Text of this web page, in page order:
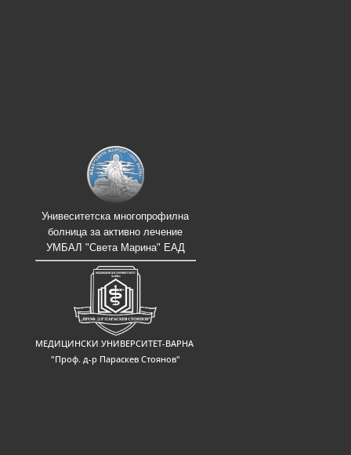
Унивеситетска многопрофилна
болница за активно лечение
УМБАЛ "Света Марина" ЕАД
МЕДИЦИНСКИ УНИВЕРСИТЕТ-ВАРНА
"Проф. д-р Параскев Стоянов"